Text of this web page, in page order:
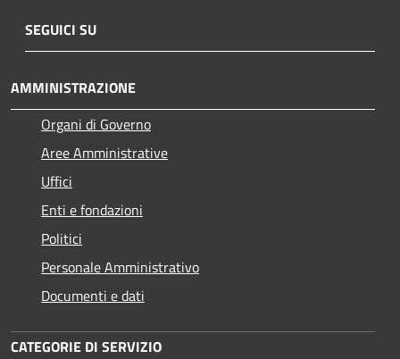
SEGUICI SU
AMMINISTRAZIONE
Organi di Governo
Aree Amministrative
Uffici
Enti e fondazioni
Politici
Personale Amministrativo
Documenti e dati
CATEGORIE DI SERVIZIO